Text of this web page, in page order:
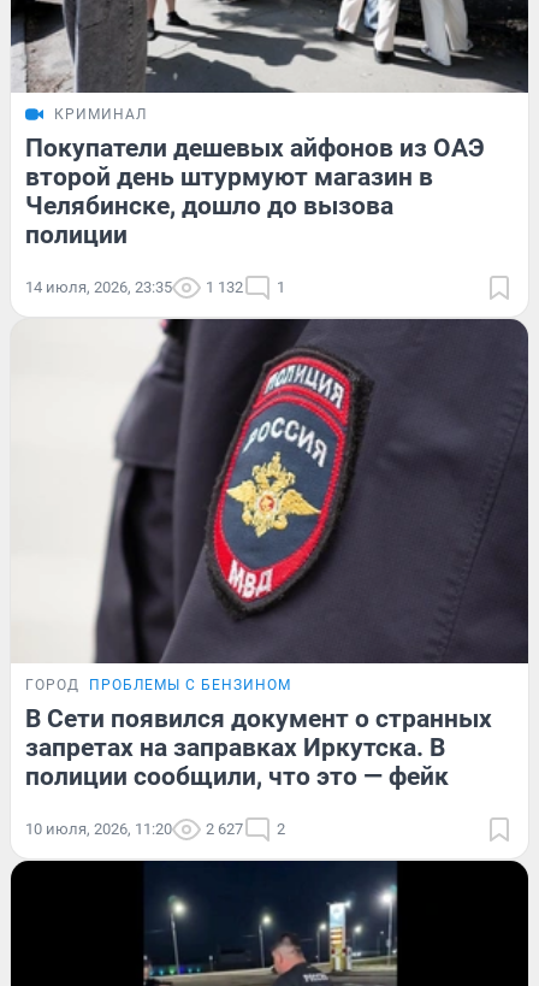
КРИМИНАЛ
Покупатели дешевых айфонов из ОАЭ
второй день штурмуют магазин в
Челябинске, дошло до вызова
полиции
14 июля, 2026, 23:35 1 132 1
ГОРОД ПРОБЛЕМЫ С БЕНЗИНОМ
В Сети появился документ о странных
запретах на заправках Иркутска. В
полиции сообщили, что это — фейк
10 июля, 2026, 11:20 2 627 2